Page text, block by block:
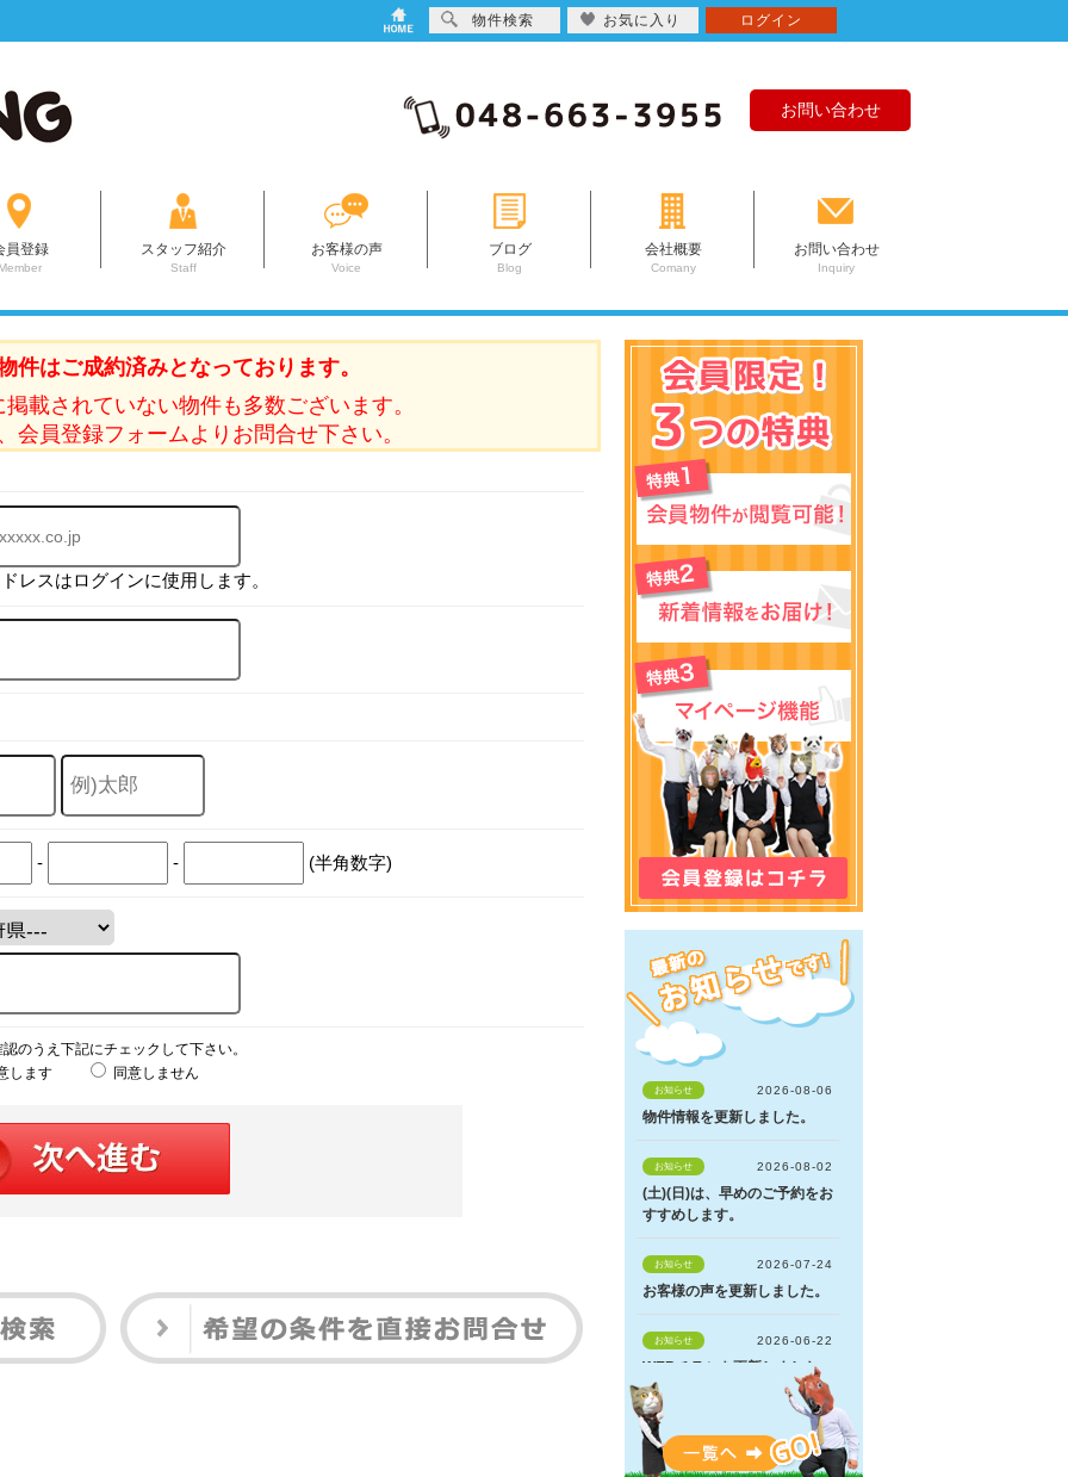
お問い合わせ
員登録 スタッフ紹介
Staff
お客様の声
Voice
ブログ
Blog
会社概要
Comany
お問い合わせ
Inquiry
件はご成約済みとなっております。
載されていない物件も多数ございます。
会員登録フォームよりお問合せ下さい。
レスはログインに使用します。
- - (半角数字)
のうえ下記にチェックして下さい。
します
同意しません
物件検索 お気に入り ログイン